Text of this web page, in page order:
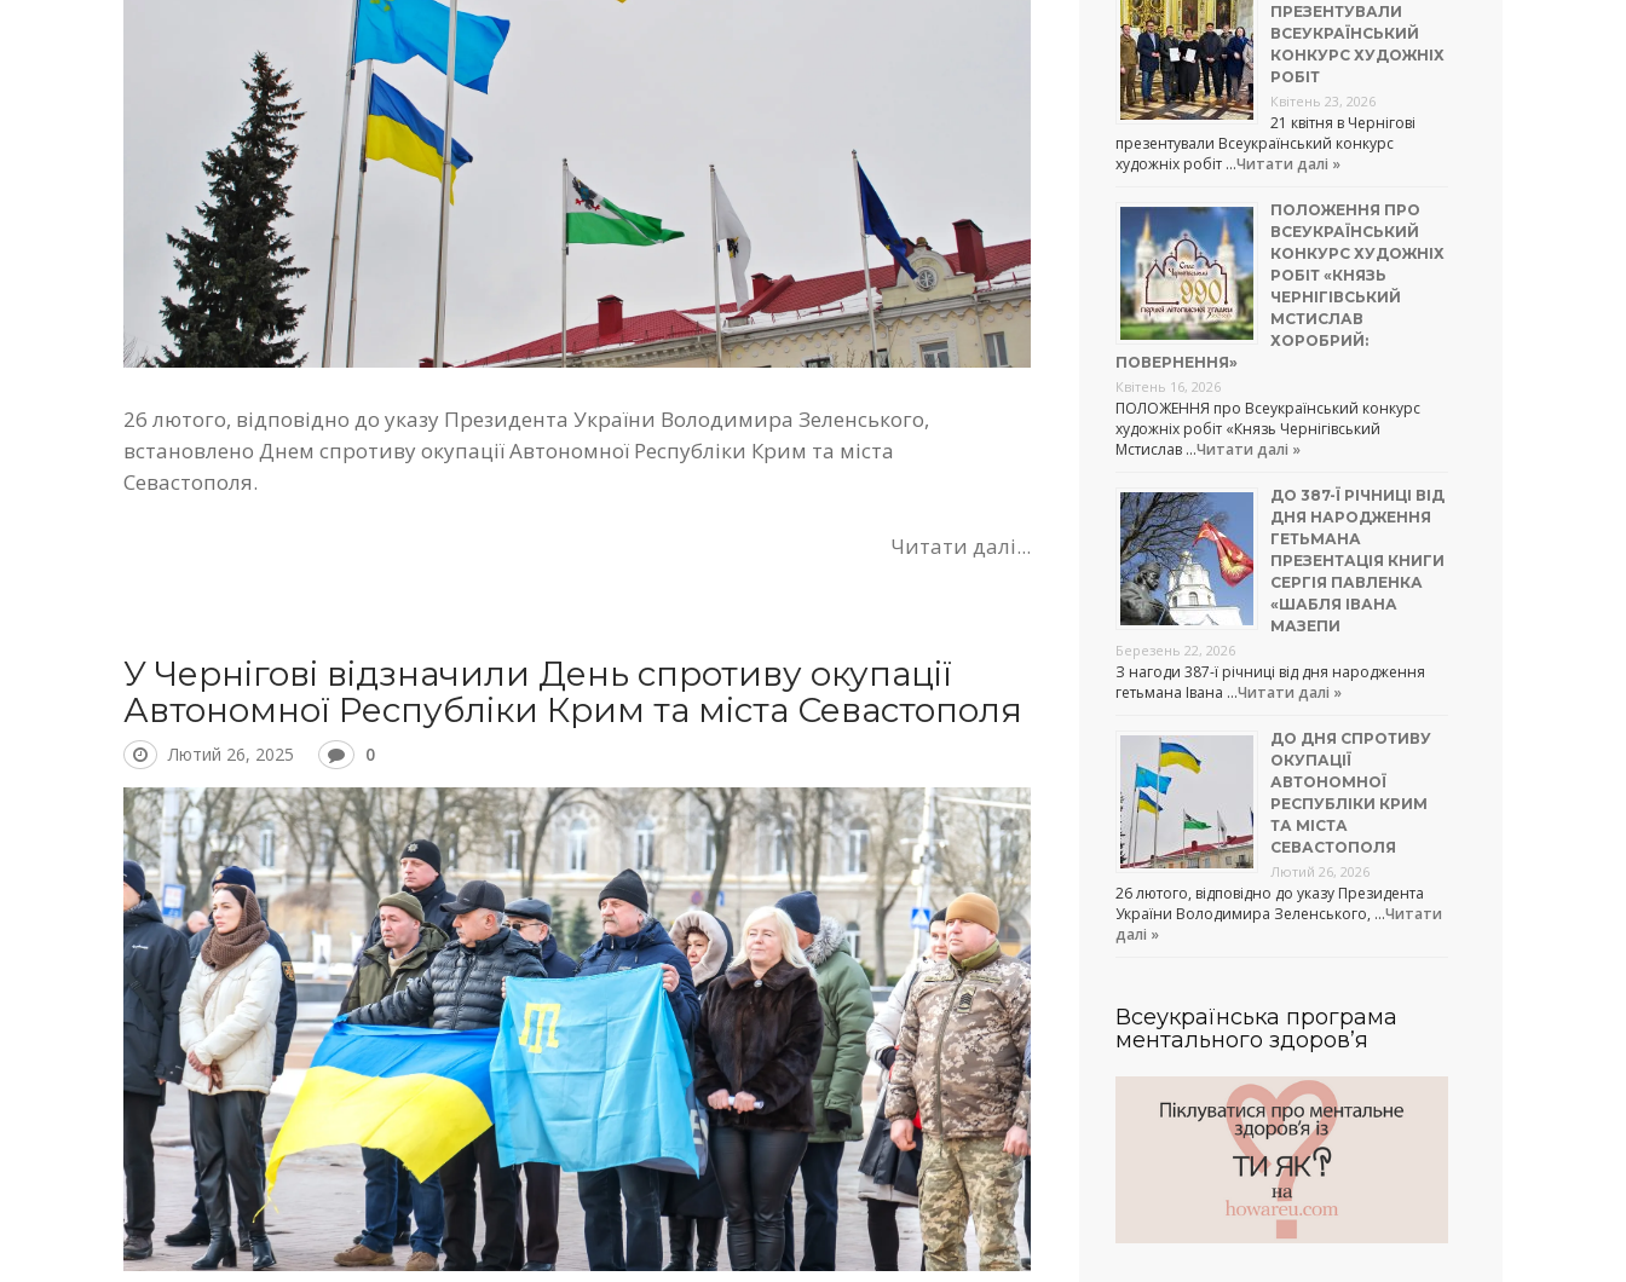
26 лютого, відповідно до указу Президента України Володимира Зеленського,
встановлено Днем спротиву окупації Автономної Республіки Крим та міста
Севастополя.
Читати далі...
У Чернігові відзначили День спротиву окупації
Автономної Республіки Крим та міста Севастополя
Лютий 26, 2025 0
ПРЕЗЕНТУВАЛИ
ВСЕУКРАЇНСЬКИЙ
КОНКУРС ХУДОЖНІХ
РОБІТ
Квітень 23, 2026
21 квітня в Чернігові
презентували Всеукраїнський конкурс
художніх робіт …Читати далі »
ПОЛОЖЕННЯ ПРО
ВСЕУКРАЇНСЬКИЙ
КОНКУРС ХУДОЖНІХ
РОБІТ «КНЯЗЬ
ЧЕРНІГІВСЬКИЙ
МСТИСЛАВ
ХОРОБРИЙ:
ПОВЕРНЕННЯ»
Квітень 16, 2026
ПОЛОЖЕННЯ про Всеукраїнський конкурс
художніх робіт «Князь Чернігівський
Мстислав …Читати далі »
ДО 387-Ї РІЧНИЦІ ВІД
ДНЯ НАРОДЖЕННЯ
ГЕТЬМАНА
ПРЕЗЕНТАЦІЯ КНИГИ
СЕРГІЯ ПАВЛЕНКА
«ШАБЛЯ ІВАНА
МАЗЕПИ
Березень 22, 2026
З нагоди 387-ї річниці від дня народження
гетьмана Івана …Читати далі »
ДО ДНЯ СПРОТИВУ
ОКУПАЦІЇ
АВТОНОМНОЇ
РЕСПУБЛІКИ КРИМ
ТА МІСТА
СЕВАСТОПОЛЯ
Лютий 26, 2026
26 лютого, відповідно до указу Президента
України Володимира Зеленського, …Читати
далі »
Всеукраїнська програма
ментального здоров’я